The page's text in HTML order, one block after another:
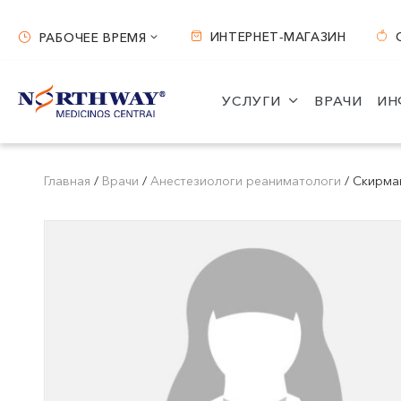
Рабочее время
Вильнюс
ул. S. Žukausko 19
Часы работы:
Каунас
ул. Miško 25A
Часы работы:
VI 09:00 - 15:00
VII --
РАБОЧЕЕ ВРЕМЯ ИНТЕРНЕТ-МАГАЗИН
УСЛУГИ ВРАЧИ
Главная / Врачи / Анестезиологи реаниматологи /